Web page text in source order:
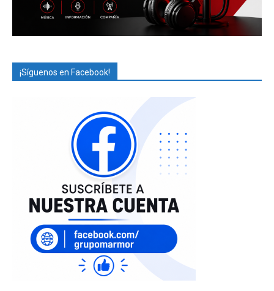
¡Síguenos en Facebook!